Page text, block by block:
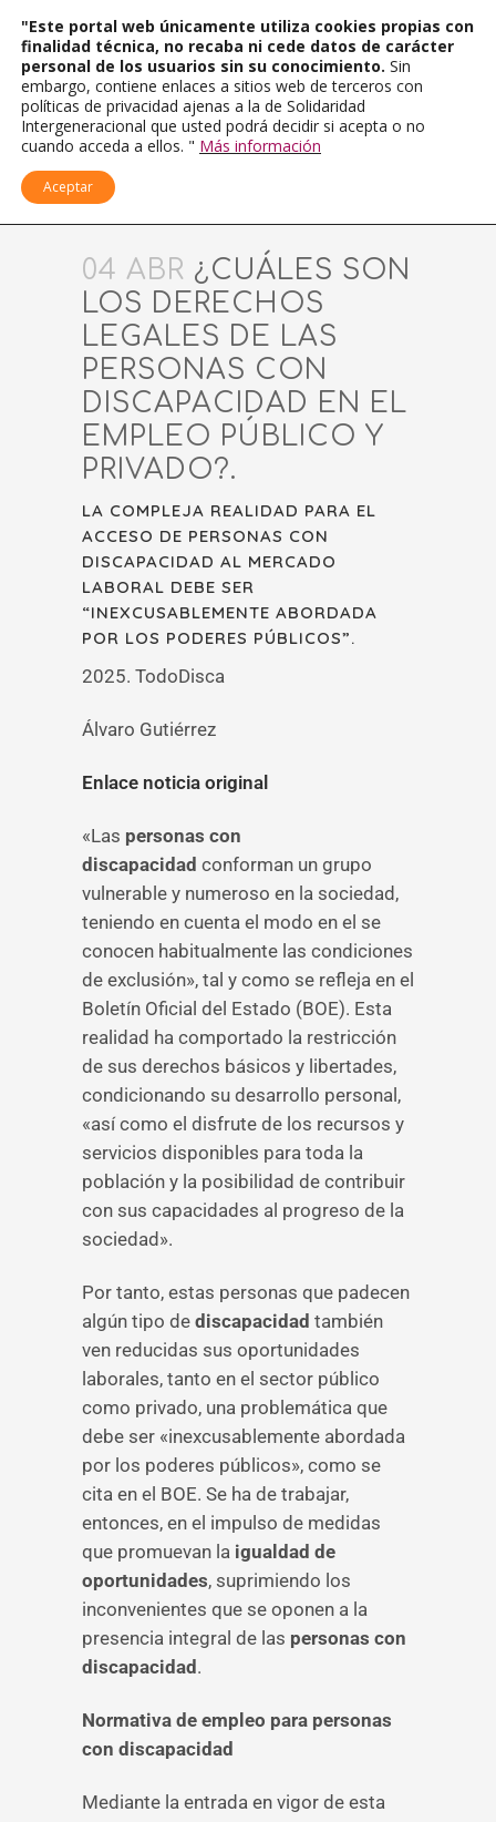
04 ABR ¿CUÁLES SON
LOS DERECHOS
LEGALES DE LAS
PERSONAS CON
DISCAPACIDAD EN EL
EMPLEO PÚBLICO Y
PRIVADO?.
LA COMPLEJA REALIDAD PARA EL
ACCESO DE PERSONAS CON
DISCAPACIDAD AL MERCADO
LABORAL DEBE SER
“INEXCUSABLEMENTE ABORDADA
POR LOS PODERES PÚBLICOS”.
2025. TodoDisca
Álvaro Gutiérrez
Enlace noticia original
«Las personas con
discapacidad conforman un grupo
vulnerable y numeroso en la sociedad,
teniendo en cuenta el modo en el se
conocen habitualmente las condiciones
de exclusión», tal y como se refleja en el
Boletín Oficial del Estado (BOE). Esta
realidad ha comportado la restricción
de sus derechos básicos y libertades,
condicionando su desarrollo personal,
«así como el disfrute de los recursos y
servicios disponibles para toda la
población y la posibilidad de contribuir
con sus capacidades al progreso de la
sociedad».
Por tanto, estas personas que padecen
algún tipo de discapacidad también
ven reducidas sus oportunidades
laborales, tanto en el sector público
como privado, una problemática que
debe ser «inexcusablemente abordada
por los poderes públicos», como se
cita en el BOE. Se ha de trabajar,
entonces, en el impulso de medidas
que promuevan la igualdad de
oportunidades, suprimiendo los
inconvenientes que se oponen a la
presencia integral de las personas con
discapacidad .
Normativa de empleo para personas
con discapacidad
Mediante la entrada en vigor de esta
"Este portal web únicamente utiliza cookies propias con
finalidad técnica, no recaba ni cede datos de carácter
personal de los usuarios sin su conocimiento. Sin
embargo, contiene enlaces a sitios web de terceros con
políticas de privacidad ajenas a la de Solidaridad
Intergeneracional que usted podrá decidir si acepta o no
cuando acceda a ellos. " Más información
Aceptar